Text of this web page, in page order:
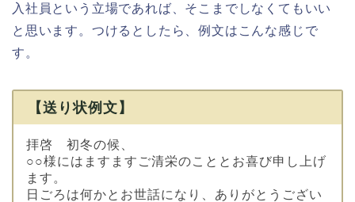
入社員という立場であれば、そこまでしなくてもいい
と思います。つけるとしたら、例文はこんな感じで
す。
【送り状例文】
拝啓 初冬の候、
○○様にはますますご清栄のこととお喜び申し上げ
ます。
日ごろは何かとお世話になり、ありがとうござい